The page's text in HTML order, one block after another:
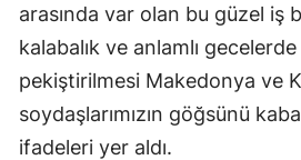
arasında var olan bu güzel iş
kalabalık ve anlamlı
pekiştirilmesi Makedonya ve
soydaşlarımızın göğsünü
ifadeleri yer aldı.